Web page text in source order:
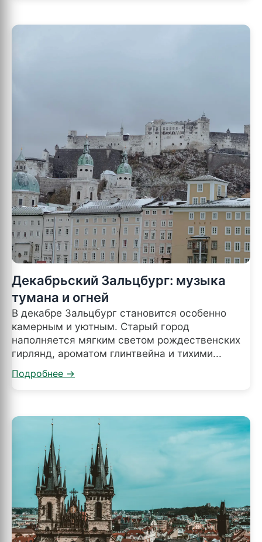
Декабрьский Зальцбург: музыка
тумана и огней
В декабре Зальцбург становится особенно
камерным и уютным. Старый город
наполняется мягким светом рождественских
гирлянд, ароматом глинтвейна и тихими...